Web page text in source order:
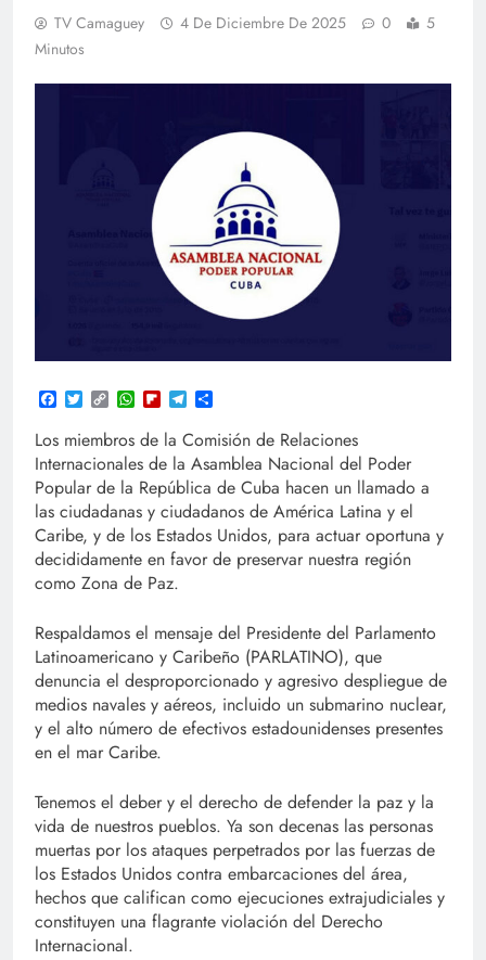
TV Camaguey 4 De Diciembre De 2025 0
5
Minutos
Facebook
TwitterCopy
Link
WhatsApp
FlipboardTelegram
Los miembros de la Comisión de Relaciones
Internacionales de la Asamblea Nacional del Poder
Popular de la República de Cuba hacen un llamado a
las ciudadanas y ciudadanos de América Latina y el
Caribe, y de los Estados Unidos, para actuar oportuna y
decididamente en favor de preservar nuestra región
como Zona de Paz.
Respaldamos el mensaje del Presidente del Parlamento
Latinoamericano y Caribeño (PARLATINO), que
denuncia el desproporcionado y agresivo despliegue de
medios navales y aéreos, incluido un submarino nuclear,
y el alto número de efectivos estadounidenses presentes
en el mar Caribe.
Tenemos el deber y el derecho de defender la paz y la
vida de nuestros pueblos. Ya son decenas las personas
muertas por los ataques perpetrados por las fuerzas de
los Estados Unidos contra embarcaciones del área,
hechos que califican como ejecuciones extrajudiciales y
constituyen una flagrante violación del Derecho
Internacional.